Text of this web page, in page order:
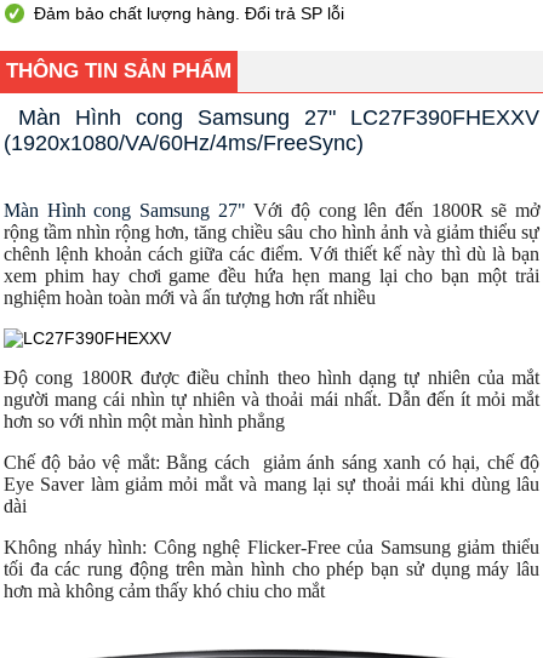
Đảm bảo chất lượng hàng. Đổi trả SP lỗi
THÔNG TIN SẢN PHẨM
Màn Hình cong Samsung 27" LC27F390FHEXXV
(1920x1080/VA/60Hz/4ms/FreeSync)
Màn Hình cong Samsung 27" Với độ cong lên đến 1800R sẽ mở
rộng tầm nhìn rộng hơn, tăng chiều sâu cho hình ảnh và giảm thiểu sự
chênh lệnh khoản cách giữa các điểm. Với thiết kế này thì dù là bạn
xem phim hay chơi game đều hứa hẹn mang lại cho bạn một trải
nghiệm hoàn toàn mới và ấn tượng hơn rất nhiều
Độ cong 1800R được điều chỉnh theo hình dạng tự nhiên của mắt
người mang cái nhìn tự nhiên và thoải mái nhất. Dẫn đến ít mỏi mắt
hơn so với nhìn một màn hình phẳng
Chế độ bảo vệ mắt: Bằng cách giảm ánh sáng xanh có hại, chế độ
Eye Saver làm giảm mỏi mắt và mang lại sự thoải mái khi dùng lâu
dài
Không nháy hình: Công nghệ Flicker-Free của Samsung giảm thiểu
tối đa các rung động trên màn hình cho phép bạn sử dụng máy lâu
hơn mà không cảm thấy khó chiu cho mắt